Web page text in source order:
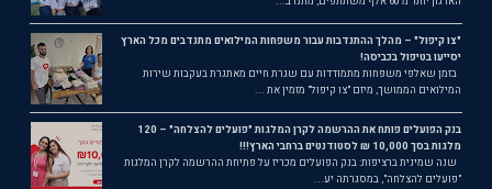
"צו קיפול" – מהלך ההתנדבות עבור משפחות המילואים מתנדבים מכל הארץ
יסייעו בטיפול בכביסה!
בזמן שאלפי משפחות מתמודדות עם שגרת חיים מאתגרת בעקבות שירות
המילואים הממושך, מיזם "צו קיפול" מזמין את ...
בנק הפועלים פותח את ההרשמה לקרן המלגות "פועלים להצלחה" – 120
מלגות בסך 10,000 ₪ לסטודנטים ברחבי הארץ!!!
שנה שמינית ברציפות: בנק הפועלים מכריז על פתיחת ההרשמה לקרן המלגות
"פועלים להצלחה", במסגרתה יע...